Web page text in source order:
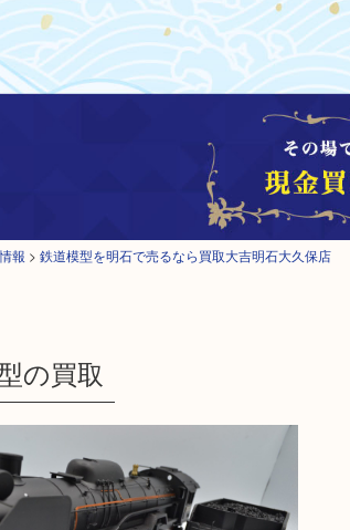
報 > 鉄道模型を明石で売るなら買取大吉明石大久保店
の買取